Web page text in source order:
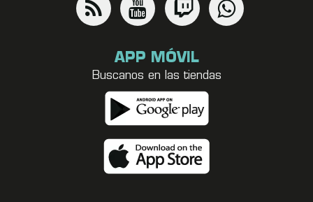
APP MÓVIL
Buscanos en las tiendas